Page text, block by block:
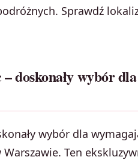
Sprawdź
doskonały wybór dla
wybór dla
Ten